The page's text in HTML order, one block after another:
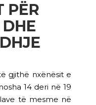
PËR
gjithë nxënësit e
14 deri në 19
të mesme në